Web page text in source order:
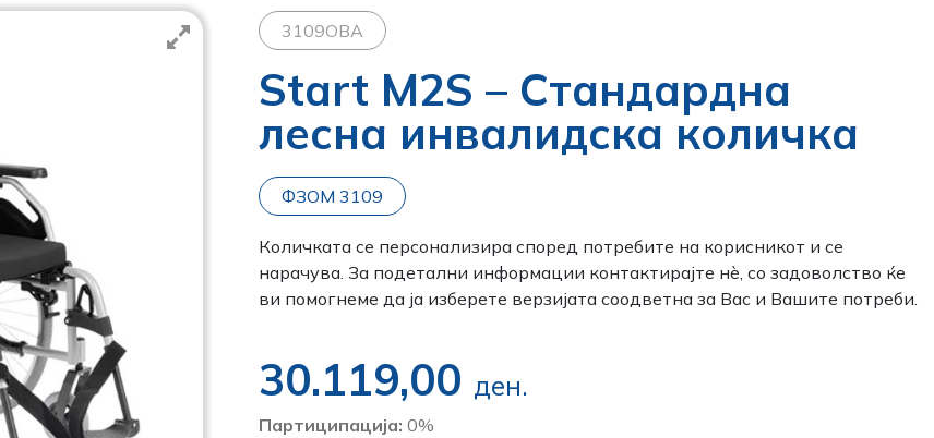
3109OBA
Start M2S – Стандардна
лесна инвалидска количка
ФЗОМ 3109
Количката се персонализира според потребите на корисникот и се
нарачува. За подетални информации контактирајте нѐ, со задоволство ќе
ви помогнеме да ја изберете верзијата соодветна за Вас и Вашите потреби.
30.119,00 ден.
Партиципација: 0%